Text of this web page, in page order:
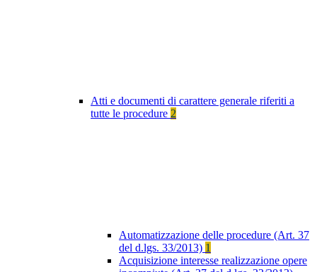
Atti e documenti di carattere generale riferiti a
tutte le procedure 2
Automatizzazione delle procedure (Art. 37
del d.lgs. 33/2013) 1
Acquisizione interesse realizzazione opere